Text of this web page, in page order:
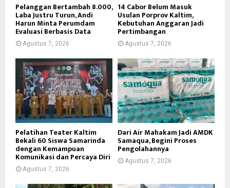
Pelanggan Bertambah 8.000,
Laba Justru Turun, Andi
Harun Minta Perumdam
Evaluasi Berbasis Data
Agustus 7, 2026
14 Cabor Belum Masuk
Usulan Porprov Kaltim,
Kebutuhan Anggaran Jadi
Pertimbangan
Agustus 7, 2026
Pelatihan Teater Kaltim
Bekali 60 Siswa Samarinda
dengan Kemampuan
Komunikasi dan Percaya Diri
Agustus 7, 2026
Dari Air Mahakam Jadi AMDK
Samaqua, Begini Proses
Pengolahannya
Agustus 7, 2026